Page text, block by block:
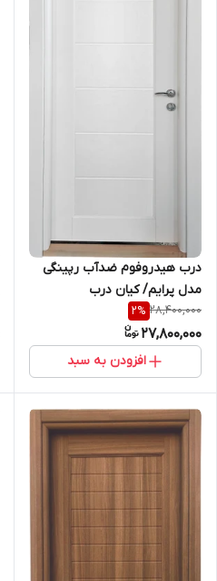
درب هیدروفوم ضدآب رپینگی
مدل پرایم/ کیان درب
28,400,000
2%
27,800,000
افزودن به سبد